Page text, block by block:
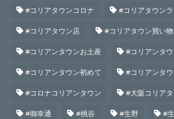
#コリアタウンコロナ #コリアタウンラ
#コリアタウン店 #コリアタウン買い物
#コリアンタウンお土産 #コリアンタ
#コリアンタウン初めて #コリアンタ
#コロナコリアンタウン #大阪コリアタ
#御幸通 #桃谷 #生野 #